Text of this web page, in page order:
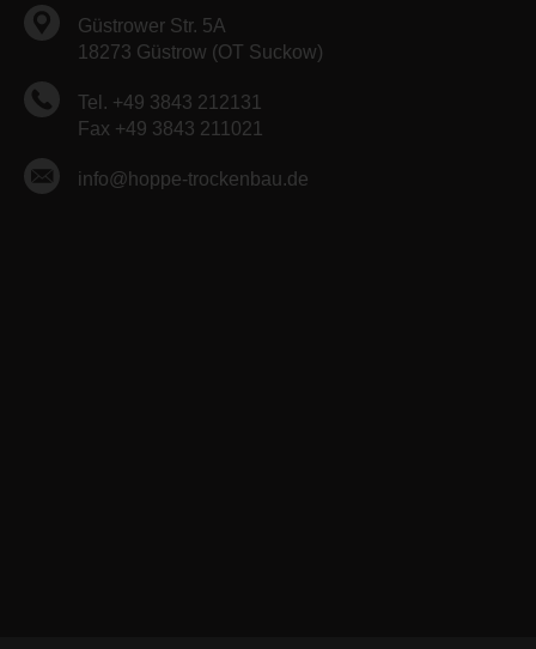
Güstrower Str. 5A
18273 Güstrow (OT Suckow)
Tel. +49 3843 212131
Fax +49 3843 211021
info@hoppe-trockenbau.de